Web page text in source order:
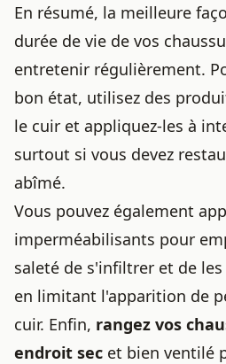
En résumé, la meilleure
durée de vie de vos
entretenir régulièrement.
bon état, utilisez des
le cuir et appliquez-les à
surtout si vous devez
abîmé.
Vous pouvez également
imperméabilisants pour
saleté de s'infiltrer et de
en limitant l'apparition de
cuir. Enfin, rangez vos
endroit sec et bien ventilé